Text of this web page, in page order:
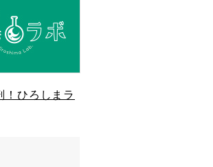
！ひろしまラ